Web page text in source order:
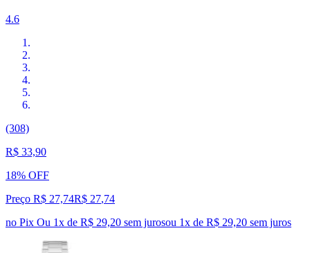
4.6
(308)
R$ 33,90
18% OFF
Preço R$ 27,74R$ 27,74
no Pix Ou 1x de R$ 29,20 sem jurosou 1x de R$ 29,20 sem juros